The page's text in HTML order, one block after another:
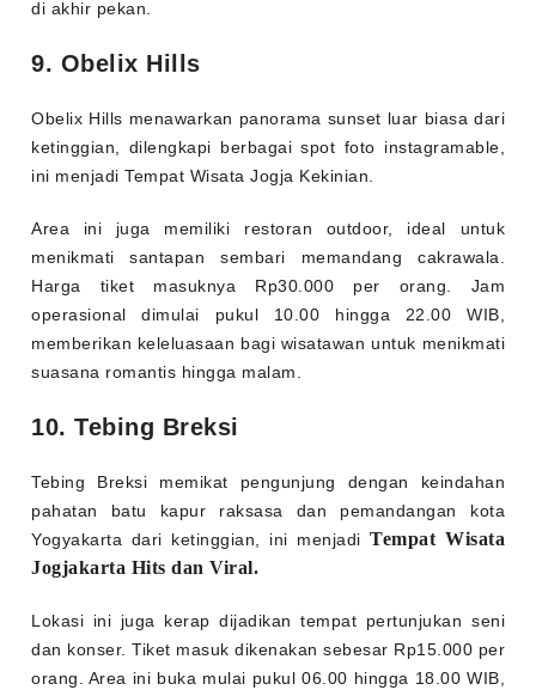
di akhir pekan.
9. Obelix Hills
Obelix Hills menawarkan panorama sunset luar biasa dari
ketinggian, dilengkapi berbagai spot foto instagramable,
ini menjadi Tempat Wisata Jogja Kekinian.
Area ini juga memiliki restoran outdoor, ideal untuk
menikmati santapan sembari memandang cakrawala.
Harga tiket masuknya Rp30.000 per orang. Jam
operasional dimulai pukul 10.00 hingga 22.00 WIB,
memberikan keleluasaan bagi wisatawan untuk menikmati
suasana romantis hingga malam.
10. Tebing Breksi
Tebing Breksi memikat pengunjung dengan keindahan
pahatan batu kapur raksasa dan pemandangan kota
Yogyakarta dari ketinggian, ini menjadi Tempat Wisata
Jogjakarta Hits dan Viral.
Lokasi ini juga kerap dijadikan tempat pertunjukan seni
dan konser. Tiket masuk dikenakan sebesar Rp15.000 per
orang. Area ini buka mulai pukul 06.00 hingga 18.00 WIB,